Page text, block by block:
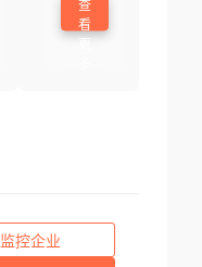
查
看
监控企业